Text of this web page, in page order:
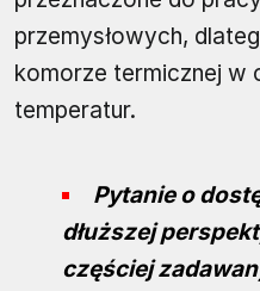
przemysłowych,
komorze termicznej w
temperatur.
Pytanie o
dłuższej
częściej